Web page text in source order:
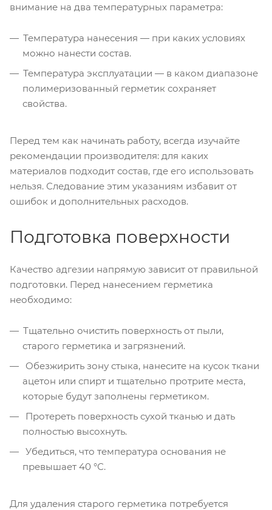
внимание на два температурных параметра:
Температура нанесения — при каких условиях
можно нанести состав.
Температура эксплуатации — в каком диапазоне
полимеризованный герметик сохраняет
свойства.
Перед тем как начинать работу, всегда изучайте
рекомендации производителя: для каких
материалов подходит состав, где его использовать
нельзя. Следование этим указаниям избавит от
ошибок и дополнительных расходов.
Подготовка поверхности
Качество адгезии напрямую зависит от правильной
подготовки. Перед нанесением герметика
необходимо:
Тщательно очистить поверхность от пыли,
старого герметика и загрязнений.
Обезжирить зону стыка, нанесите на кусок ткани
ацетон или спирт и тщательно протрите места,
которые будут заполнены герметиком.
Протереть поверхность сухой тканью и дать
полностью высохнуть.
Убедиться, что температура основания не
превышает 40 °С.
Для удаления старого герметика потребуется